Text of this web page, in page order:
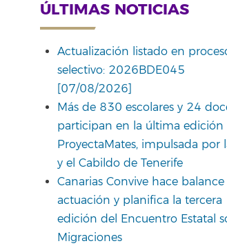
ÚLTIMAS NOTICIAS
Actualización listado en
selectivo: 2026BDE045
[07/08/2026]
Más de 830 escolares y 24
participan en la última edición
ProyectaMates, impulsada por
y el Cabildo de Tenerife
Canarias Convive hace balance
actuación y planifica la tercera
edición del Encuentro Estatal
Migraciones